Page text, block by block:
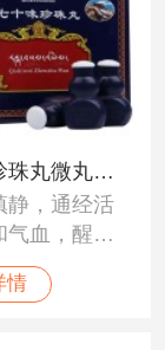
珠丸微丸
静，通经活
气血，醒脑
“黑白脉
”不调；中
情